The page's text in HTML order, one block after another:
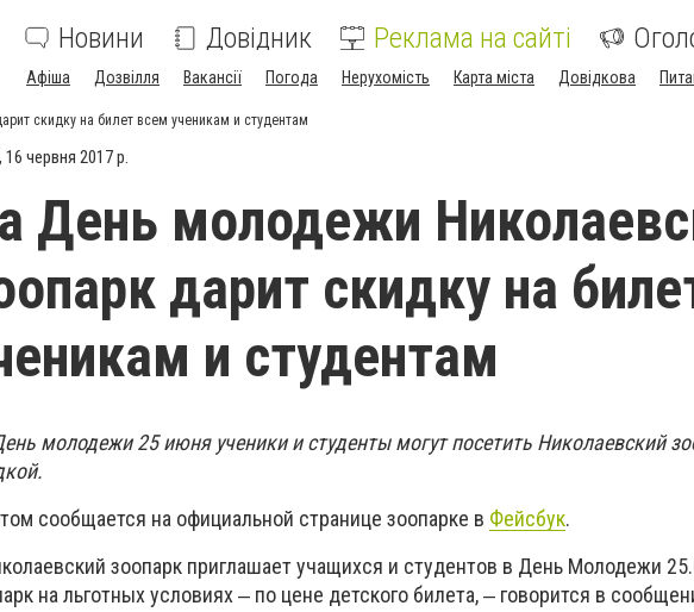
Новини Довідник Реклама на сайті
Афіша Дозвілля Вакансії Погода Нерухомість Карта міста Довідкова
скидку на билет всем ученикам и студентам
16 червня 2017 р.
День молодежи
дарит скидку на
и студентам
молодежи 25 июня ученики и студенты могут посетить Николаевский
сообщается на официальной странице зоопарке в Фейсбук.
зоопарк приглашает учащихся и студентов в День Молодежи
на льготных условиях ‒ по цене детского билета, ‒ говорится в